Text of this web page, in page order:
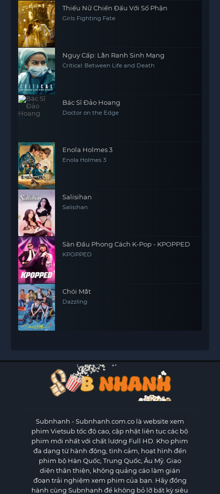
Thiếu Nữ Chiến Đấu Với Số Phận
Girls Fighting Fate
Nguy Cấp: Lằn Ranh Sinh Mạng
Critical: Between Life and Death
Bác Sĩ Đảo Hoang
Doctor on the Edge
Enola Holmes 3
Enola Holmes 3
Salisihan
Salisihan
Sàn Đấu Phong Cách K-Pop - KPOPPED
KPOPPED
Chói Mắt
Dazzling
Subnhanh - Subnhanh.com.co là website xem
phim Vietsub tốc độ cao, cập nhật liên tục các bộ
phim mới nhất với chất lượng Full HD. Kho phim
đa dạng từ hành động, tình cảm, hoạt hình đến
phim bộ Hàn Quốc, Trung Quốc, Âu Mỹ. Giao
diện thân thiện, không quảng cáo làm gián
đoạn trải nghiệm xem phim của bạn. Hãy đồng
hành cùng Subnhanh để không bỏ lỡ bất kỳ siêu